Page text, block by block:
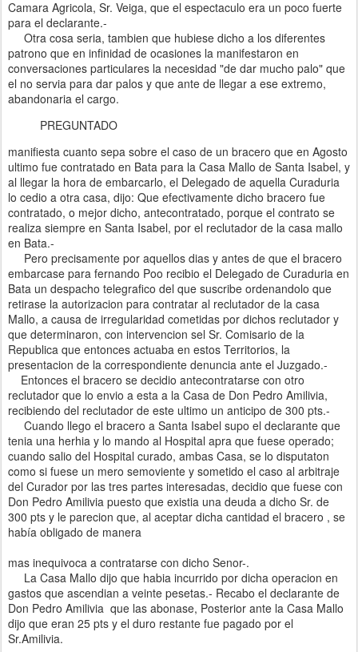
Camara Agricola, Sr. Veiga, que el espectaculo era un poco fuerte
para el declarante.-
Otra cosa seria, tambien que hubiese dicho a los diferentes
patrono que en infinidad de ocasiones la manifestaron en
conversaciones particulares la necesidad "de dar mucho palo" que
el no servia para dar palos y que ante de llegar a ese extremo,
abandonaria el cargo.
PREGUNTADO
manifiesta cuanto sepa sobre el caso de un bracero que en Agosto
ultimo fue contratado en Bata para la Casa Mallo de Santa Isabel, y
al llegar la hora de embarcarlo, el Delegado de aquella Curaduria
lo cedio a otra casa, dijo: Que efectivamente dicho bracero fue
contratado, o mejor dicho, antecontratado, porque el contrato se
realiza siempre en Santa Isabel, por el reclutador de la casa mallo
en Bata.-
Pero precisamente por aquellos dias y antes de que el bracero
embarcase para fernando Poo recibio el Delegado de Curaduria en
Bata un despacho telegrafico del que suscribe ordenandolo que
retirase la autorizacion para contratar al reclutador de la casa
Mallo, a causa de irregularidad cometidas por dichos reclutador y
que determinaron, con intervencion sel Sr. Comisario de la
Republica que entonces actuaba en estos Territorios, la
presentacion de la correspondiente denuncia ante el Juzgado.-
Entonces el bracero se decidio antecontratarse con otro
reclutador que lo envio a esta a la Casa de Don Pedro Amilivia,
recibiendo del reclutador de este ultimo un anticipo de 300 pts.-
Cuando llego el bracero a Santa Isabel supo el declarante que
tenia una herhia y lo mando al Hospital apra que fuese operado;
cuando salio del Hospital curado, ambas Casa, se lo disputaton
como si fuese un mero semoviente y sometido el caso al arbitraje
del Curador por las tres partes interesadas, decidio que fuese con
Don Pedro Amilivia puesto que existia una deuda a dicho Sr. de
300 pts y le parecion que, al aceptar dicha cantidad el bracero , se
había obligado de manera
mas inequivoca a contratarse con dicho Senor-.
La Casa Mallo dijo que habia incurrido por dicha operacion en
gastos que ascendian a veinte pesetas.- Recabo el declarante de
Don Pedro Amilivia que las abonase, Posterior ante la Casa Mallo
dijo que eran 25 pts y el duro restante fue pagado por el
Sr.Amilivia.